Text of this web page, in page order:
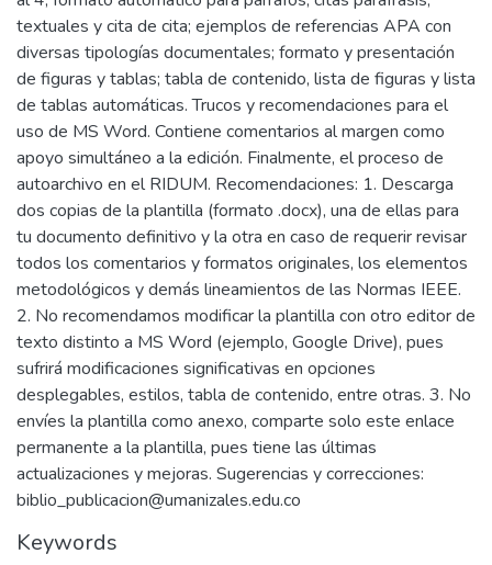
textuales y cita de cita; ejemplos de referencias APA con
diversas tipologías documentales; formato y presentación
de figuras y tablas; tabla de contenido, lista de figuras y lista
de tablas automáticas. Trucos y recomendaciones para el
uso de MS Word. Contiene comentarios al margen como
apoyo simultáneo a la edición. Finalmente, el proceso de
autoarchivo en el RIDUM. Recomendaciones: 1. Descarga
dos copias de la plantilla (formato .docx), una de ellas para
tu documento definitivo y la otra en caso de requerir revisar
todos los comentarios y formatos originales, los elementos
metodológicos y demás lineamientos de las Normas IEEE.
2. No recomendamos modificar la plantilla con otro editor de
texto distinto a MS Word (ejemplo, Google Drive), pues
sufrirá modificaciones significativas en opciones
desplegables, estilos, tabla de contenido, entre otras. 3. No
envíes la plantilla como anexo, comparte solo este enlace
permanente a la plantilla, pues tiene las últimas
actualizaciones y mejoras. Sugerencias y correcciones:
biblio_publicacion@umanizales.edu.co
Keywords